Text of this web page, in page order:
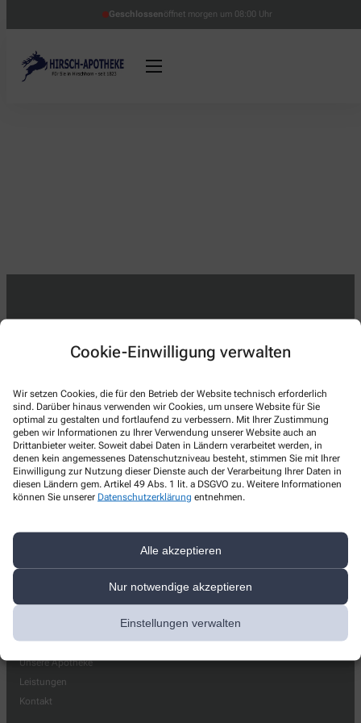
Cookie-Einwilligung verwalten
Wir setzen Cookies, die für den Betrieb der Website technisch erforderlich
sind. Darüber hinaus verwenden wir Cookies, um unsere Website für Sie
optimal zu gestalten und fortlaufend zu verbessern. Mit Ihrer Zustimmung
geben wir Informationen zu Ihrer Verwendung unserer Website auch an
Drittanbieter weiter. Soweit dabei Daten in Ländern verarbeitet werden, in
denen kein angemessenes Datenschutzniveau besteht, stimmen Sie mit Ihrer
Einwilligung zur Nutzung dieser Dienste auch der Verarbeitung Ihrer Daten in
diesen Ländern gem. Artikel 49 Abs. 1 lit. a DSGVO zu. Weitere Informationen
können Sie unserer Datenschutzerklärung entnehmen.
Alle akzeptieren
Nur notwendige akzeptieren
Einstellungen verwalten
Geschlossenöffnet morgen um 08:00 Uhr
Hauptstr. 15,69434 Hirschhorn
+49-6272/13 17
+49-6272/91 26 80
service@apotheke-hirschhorn.de
Über uns
Unsere Apotheke
Leistungen
Kontakt